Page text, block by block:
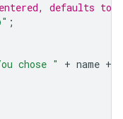
defaults to
;
chose " + name +